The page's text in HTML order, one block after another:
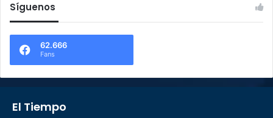
Síguenos
62.666
Fans
El Tiempo